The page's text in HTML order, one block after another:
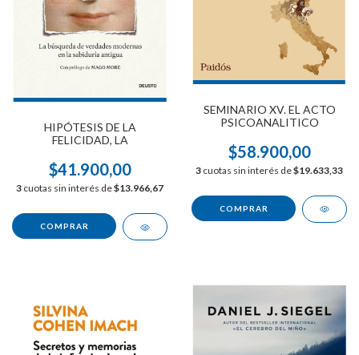
HIPÓTESIS DE LA
FELICIDAD, LA
$41.900,00
3 cuotas sin interés de$13.966,67
SEMINARIO XV. EL ACTO
PSICOANALITICO
$58.900,00
3 cuotas sin interés de$19.633,33